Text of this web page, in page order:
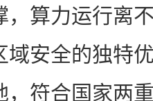
，算力运行离
域安全的独特
，符合国家两